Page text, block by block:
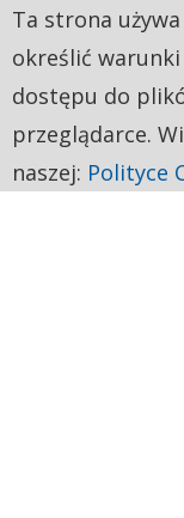
Ta strona
określić
dostępu do
przeglądarce.
naszej: Polityce